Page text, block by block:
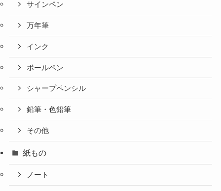
サインペン
万年筆
インク
ボールペン
シャープペンシル
鉛筆・色鉛筆
その他
紙もの
ノート